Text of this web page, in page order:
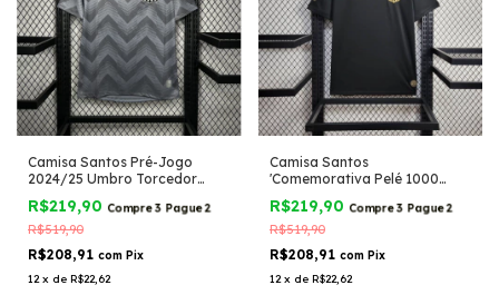
Camisa Santos Pré-Jogo
2024/25 Umbro Torcedor
Masculina
R$219,90 Compre 3 Pague 2
R$519,90
R$208,91 com Pix
12 x de R$22,62
Camisa Santos
'Comemorativa Pelé 1000
Gols' Athleta Torcedor
Masculina
R$219,90 Compre 3 Pague 2
R$519,90
R$208,91 com Pix
12 x de R$22,62